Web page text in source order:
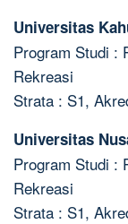
Universitas
Program Studi :
Rekreasi
Strata : S1,
Universitas
Program Studi :
Rekreasi
Strata : S1,